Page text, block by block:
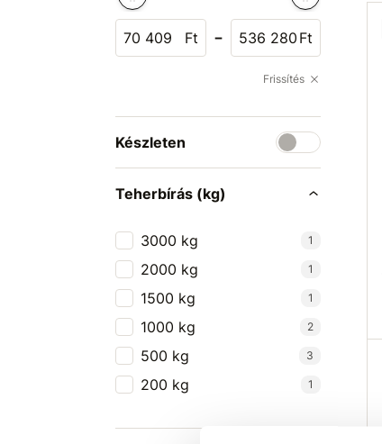
Ft - Ft
Frissítés
Készleten
Teherbírás (kg)
3000 kg 1
2000 kg 1
1500 kg 1
1000 kg 2
500 kg 3
200 kg 1